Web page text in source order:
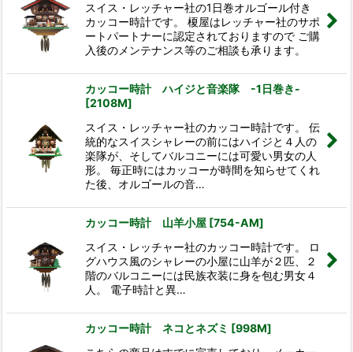
スイス・レッチャー社の1日巻オルゴール付き
カッコー時計です。 榎屋はレッチャー社のサポ
ートパートナーに認定されておりますので ご購
入後のメンテナンス等のご相談も承ります。
カッコー時計 ハイジと音楽隊 -1日巻き-
[2108M]
スイス・レッチャー社のカッコー時計です。 伝
統的なスイスシャレーの前にはハイジと４人の
楽隊が、そしてバルコニーには可愛い男女の人
形。 毎正時にはカッコーが時間を知らせてくれ
た後、オルゴールの音…
カッコー時計 山羊小屋 [754-AM]
スイス・レッチャー社のカッコー時計です。 ロ
グハウス風のシャレーの小屋に山羊が２匹、２
階のバルコニーには民族衣装に身を包む男女４
人。 電子時計と異…
カッコー時計 ネコとネズミ [998M]